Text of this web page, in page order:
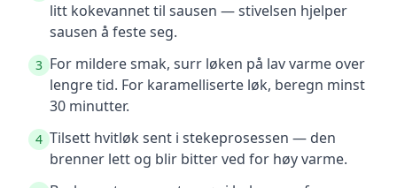
litt kokevannet til sausen — stivelsen hjelper
sausen å feste seg.
3 For mildere smak, surr løken på lav varme over
lengre tid. For karamelliserte løk, beregn minst
30 minutter.
4 Tilsett hvitløk sent i stekeprosessen — den
brenner lett og blir bitter ved for høy varme.